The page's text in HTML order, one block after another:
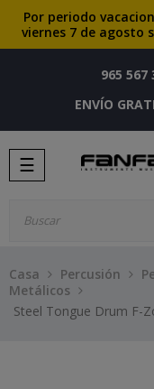
Por periodo
viernes 7 de agosto
965 567
ENVÍO
Navegación
de
☰
Casa Percusión
Metálicos
Steel Tongue Drum F-